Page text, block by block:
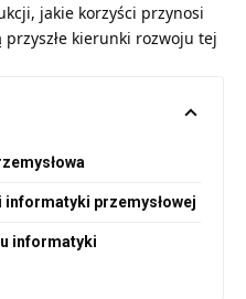
jakie korzyści przynosi
kierunki rozwoju tej
przemysłowej
informatyki